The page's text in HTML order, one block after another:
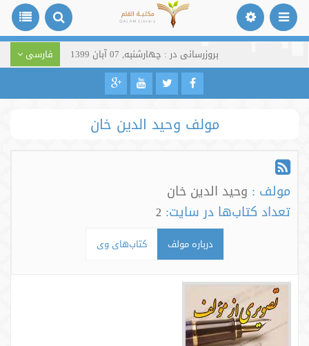
بروزرسانی در : چهارشنبه, 07 آبان 1399 فارسی
مولف وحید الدین خان
مولف : وحید الدین خان
تعداد کتاب‌ها در سایت: 2
درباره مولف کتاب‌های وی